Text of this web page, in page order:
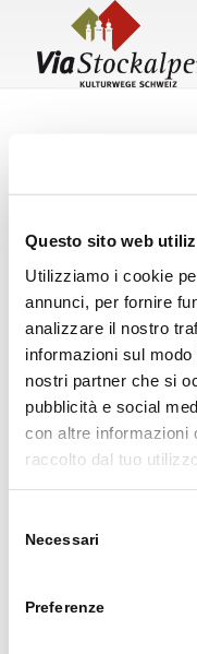
Questo sito web
Utilizziamo i cookie
annunci, per fornire
analizzare il nostro
informazioni sul
nostri partner che si
pubblicità e social
con altre informazioni
raccolto dal tuo
delNecessari
Preferenze
Cosa dicono i
50
Simplonpass